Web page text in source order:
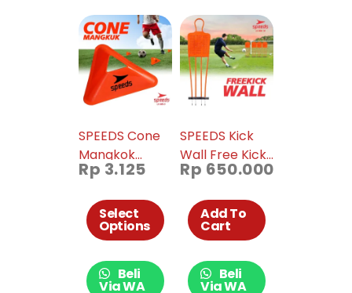
SPEEDS Cone
Mangkok
Futsal Model
05
Rp 3.125
Select
Options
Beli
Via WA
SPEEDS Kick
Wall Free Kick
Defensive Alat
Sepakbola
Original Import
Kick 006-10
Rp 650.000
Add To
Cart
Beli
Via WA